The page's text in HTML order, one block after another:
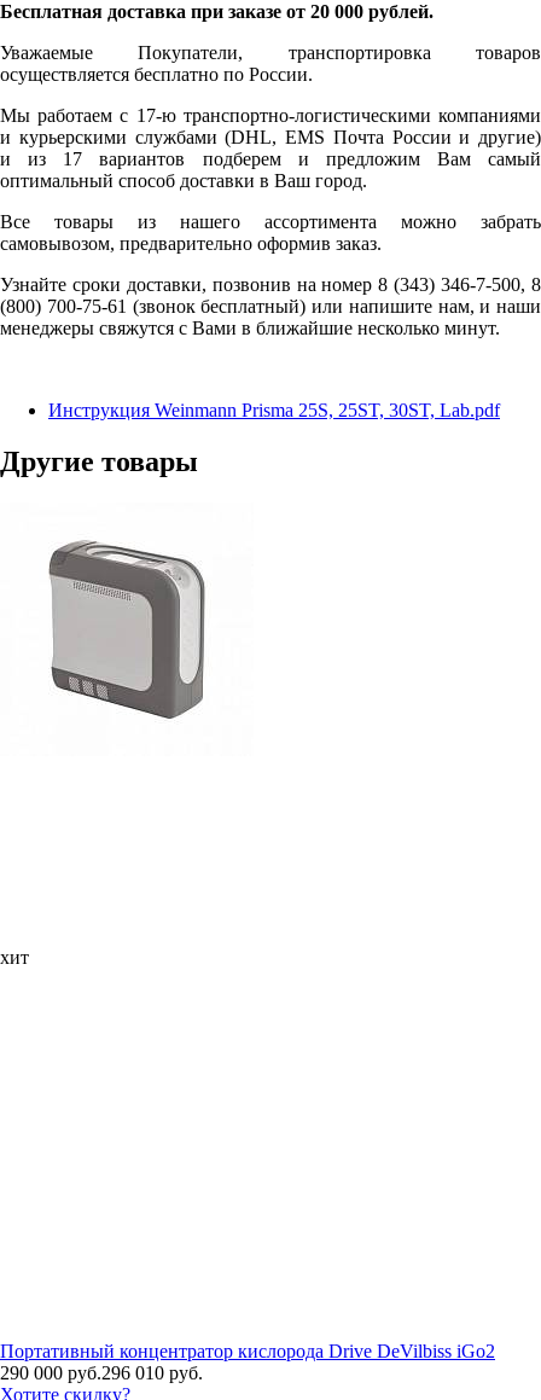
Бесплатная доставка при заказе от 20 000 рублей.
Уважаемые Покупатели, транспортировка товаров
осуществляется бесплатно по России.
Мы работаем с 17-ю транспортно-логистическими компаниями
и курьерскими службами (DHL, EMS Почта России и другие)
и из 17 вариантов подберем и предложим Вам самый
оптимальный способ доставки в Ваш город.
Все товары из нашего ассортимента можно забрать
самовывозом, предварительно оформив заказ.
Узнайте сроки доставки, позвонив на номер 8 (343) 346-7-500, 8
(800) 700-75-61 (звонок бесплатный) или напишите нам, и наши
менеджеры свяжутся с Вами в ближайшие несколько минут.
Инструкция Weinmann Prisma 25S, 25ST, 30ST, Lab.pdf
Другие товары
хит
Портативный концентратор кислорода Drive DeVilbiss iGo2
290 000 руб.296 010 руб.
Хотите скидку?